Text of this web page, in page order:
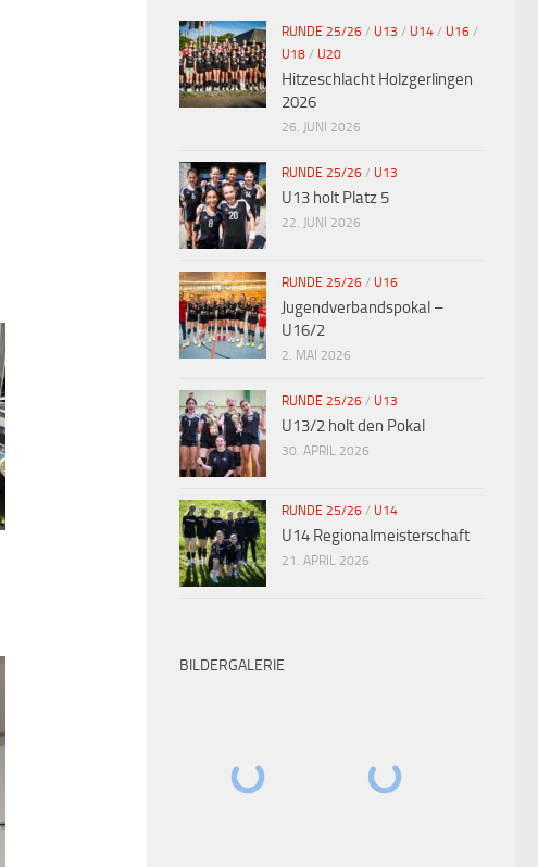
RUNDE 25/26 / U13 / U14 / U16 /
U18 / U20
Hitzeschlacht Holzgerlingen
2026
26. JUNI 2026
RUNDE 25/26 / U13
U13 holt Platz 5
22. JUNI 2026
RUNDE 25/26 / U16
Jugendverbandspokal –
U16/2
2. MAI 2026
RUNDE 25/26 / U13
U13/2 holt den Pokal
30. APRIL 2026
RUNDE 25/26 / U14
U14 Regionalmeisterschaft
21. APRIL 2026
BILDERGALERIE